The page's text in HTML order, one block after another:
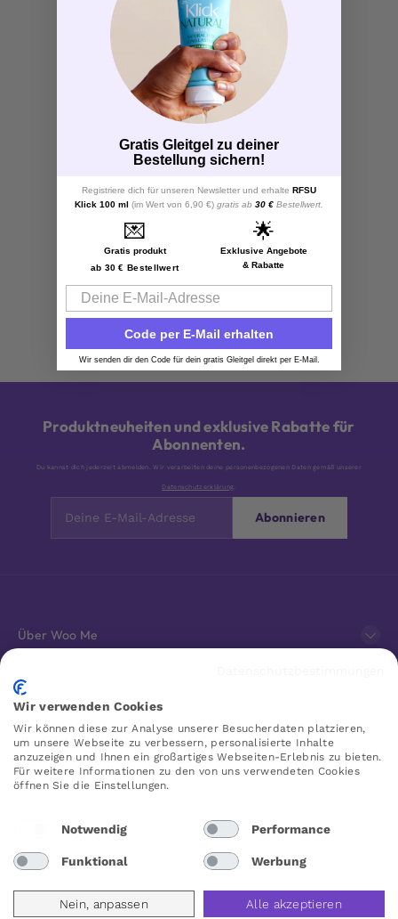
Alle 2 Ergebnisse werden angezeigt
Produktneuheiten und exklusive Rabatte für
Abonnenten.
Du kannst dich jederzeit abmelden. Wir verarbeiten deine personenbezogenen Daten gemäß unserer
Datenschutzerklärung
Abonnieren
Über Woo Me
Kundenservice
Favoriten
WOO ME
Wir verwenden Cookies
Wir können diese zur Analyse unserer Besucherdaten platzieren,
um unsere Webseite zu verbessern, personalisierte Inhalte
anzuzeigen und Ihnen ein großartiges Webseiten-Erlebnis zu bieten.
Für weitere Informationen zu den von uns verwendeten Cookies
öffnen Sie die Einstellungen.
Notwendig Performance
Funktional Werbung
Nein, anpassen Alle akzeptieren
Gratis Gleitgel zu deiner
Bestellung sichern!
Registriere dich für unseren Newsletter und erhalte RFSU
Klick 100 ml (im Wert von 6,90 €) gratis ab 30 € Bestellwert.
💌
Gratis produkt
ab 30 € Bestellwert
🌟
Exklusive Angebote
& Rabatte
Email
Code per E-Mail erhalten
Wir senden dir den Code für dein gratis Gleitgel direkt per E-Mail.